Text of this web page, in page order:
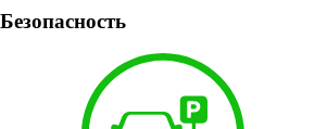
Безопасность